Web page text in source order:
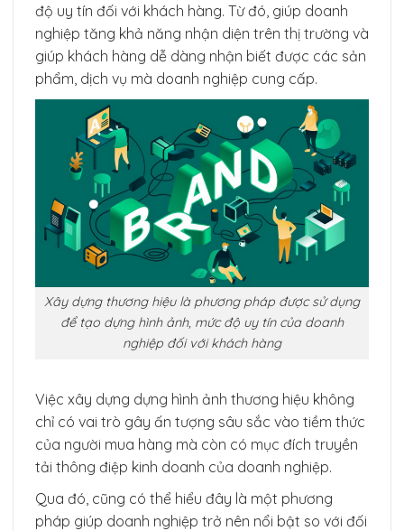
độ uy tín đối với khách hàng. Từ đó, giúp doanh
nghiệp tăng khả năng nhận diện trên thị trường và
giúp khách hàng dễ dàng nhận biết được các sản
phẩm, dịch vụ mà doanh nghiệp cung cấp.
Xây dựng thương hiệu là phương pháp được sử dụng
để tạo dựng hình ảnh, mức độ uy tín của doanh
nghiệp đối với khách hàng
Việc xây dựng dựng hình ảnh thương hiệu không
chỉ có vai trò gây ấn tượng sâu sắc vào tiềm thức
của người mua hàng mà còn có mục đích truyền
tải thông điệp kinh doanh của doanh nghiệp.
Qua đó, cũng có thể hiểu đây là một phương
pháp giúp doanh nghiệp trở nên nổi bật so với đối